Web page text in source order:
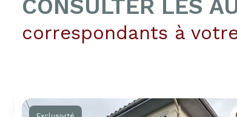
CONSULTER LES
correspondants à